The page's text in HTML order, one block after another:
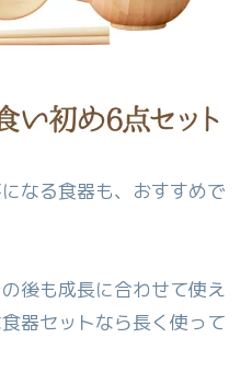
なる食器も、おすすめで
後も成長に合わせて使え
器セットなら長く使って